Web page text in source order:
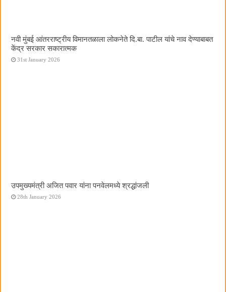
नवी मुंबई आंतरराष्ट्रीय विमानतळाला लोकनेते दि.बा. पाटील यांचे नाव देण्याबाबत
केंद्र सरकार सकारात्मक
31st January 2026
उपमुख्यमंत्री अजित पवार यांना पनवेलमध्ये श्रद्धांजली
28th January 2026